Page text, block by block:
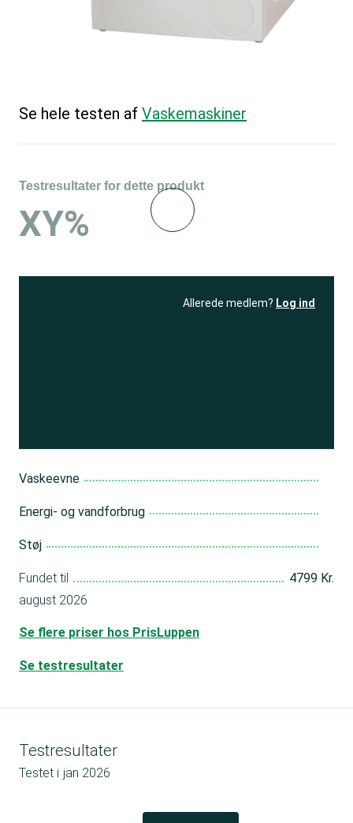
Se hele testen af Vaskemaskiner
Testresultater for dette produkt
XY%
Allerede medlem? Log ind
Vaskeevne
Energi- og vandforbrug
Støj
Fundet til
4799 Kr.
august 2026
Se flere priser hos PrisLuppen
Se testresultater
Testresultater
Testet i jan 2026